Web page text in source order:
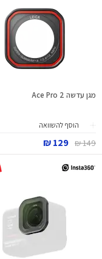
מגן עדשה Ace Pro 2
הוסף להשוואה
149 ₪
129 ₪